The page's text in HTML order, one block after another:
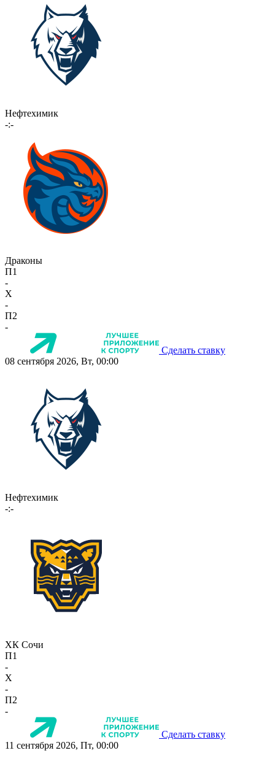
Нефтехимик
-:-
Драконы
П1
-
X
-
П2
-
Сделать ставку
08 сентября 2026, Вт, 00:00
Нефтехимик
-:-
ХК Сочи
П1
-
X
-
П2
-
Сделать ставку
11 сентября 2026, Пт, 00:00